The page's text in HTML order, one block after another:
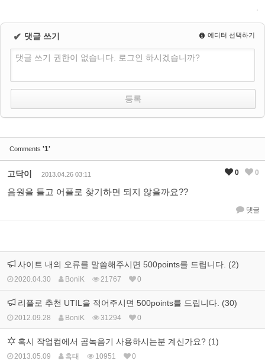
✔ 댓글 쓰기 에디터 선택하기
댓글 쓰기 권한이 없습니다. 로그인 하시겠습니까?
Comments '1'
고닥이 2013.04.26 03:11
음원을 틀고 어플로 찾기하면 되지 않을까요??
댓글
0 0
사이트 내의 오류를 말씀해주시면 500points를 드립니다. (2)
2020.04.30 BoniK 21767 0
리플로 추천 UTIL을 적어주시면 500points를 드립니다. (30)
2012.09.28 BoniK 31294 0
혹시 작업컴에서 곰녹음기 사용하시는분 계신가요? (1)
2013.05.09 흑태 10951 0